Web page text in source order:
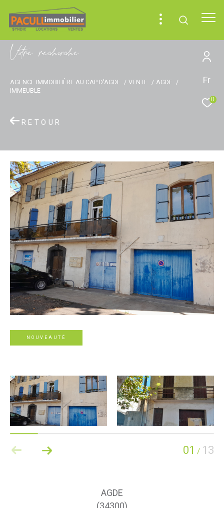
Fr
0
Vore recece
AGENCE IMMOBILIÈRE AU CAP D'AGDE VENTE
AGDE
IMMEUBLE
RETOUR
NOUVEAUTÉ
01 / 13
AGDE